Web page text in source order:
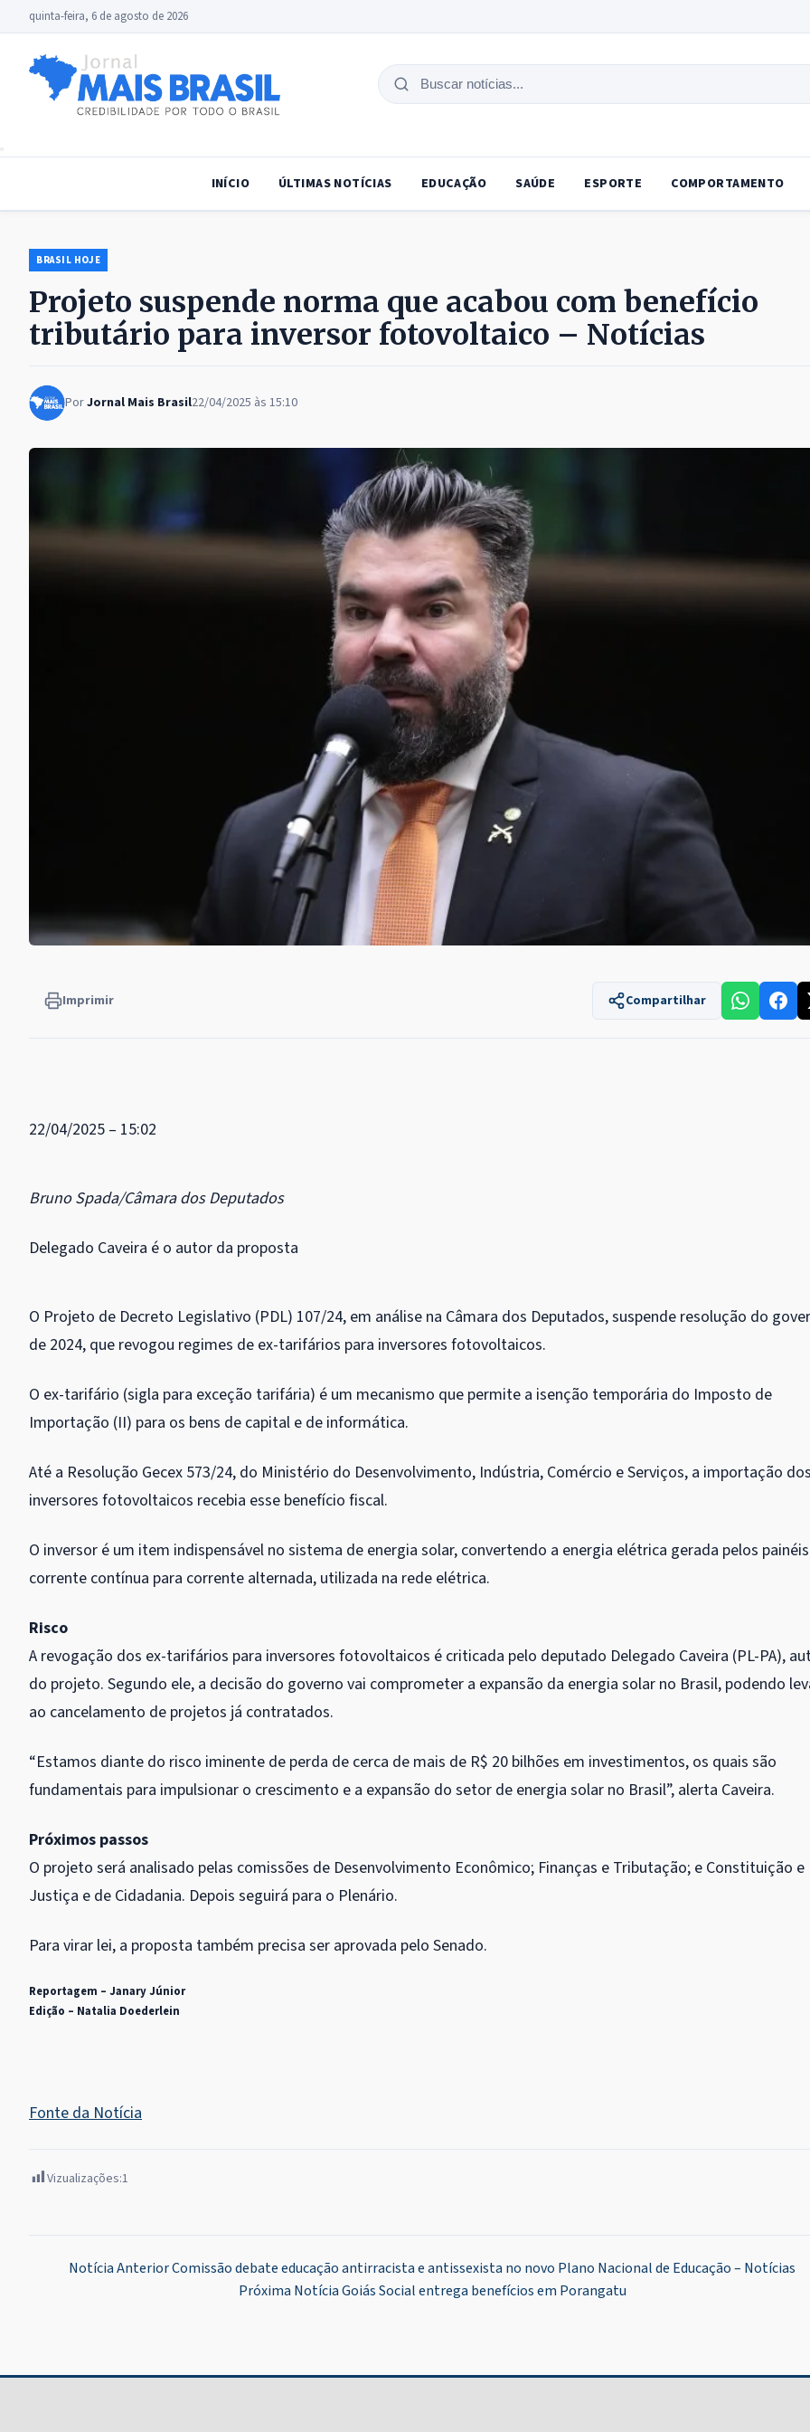
quinta-feira, 6 de agosto de 2026
Buscar
INÍCIO ÚLTIMAS NOTÍCIAS EDUCAÇÃO SAÚDE ESPORTE COMPORTAMENTO
BRASIL HOJE
Projeto suspende norma que acabou com benefício
tributário para inversor fotovoltaico – Notícias
PorJornal Mais Brasil22/04/2025 às 15:10
Imprimir Compartilhar
22/04/2025 – 15:02
Bruno Spada/Câmara dos Deputados
Delegado Caveira é o autor da proposta
O Projeto de Decreto Legislativo (PDL) 107/24, em análise na Câmara dos Deputados, suspende resolução do
de 2024, que revogou regimes de ex-tarifários para inversores fotovoltaicos.
O ex-tarifário (sigla para exceção tarifária) é um mecanismo que permite a isenção temporária do Imposto de
Importação (II) para os bens de capital e de informática.
Até a Resolução Gecex 573/24, do Ministério do Desenvolvimento, Indústria, Comércio e Serviços, a importação dos
inversores fotovoltaicos recebia esse benefício fiscal.
O inversor é um item indispensável no sistema de energia solar, convertendo a energia elétrica gerada pelos
corrente contínua para corrente alternada, utilizada na rede elétrica.
Risco
A revogação dos ex-tarifários para inversores fotovoltaicos é criticada pelo deputado Delegado Caveira (PL-PA),
do projeto. Segundo ele, a decisão do governo vai comprometer a expansão da energia solar no Brasil, podendo
ao cancelamento de projetos já contratados.
“Estamos diante do risco iminente de perda de cerca de mais de R$ 20 bilhões em investimentos, os quais são
fundamentais para impulsionar o crescimento e a expansão do setor de energia solar no Brasil”, alerta Caveira.
Próximos passos
O projeto será analisado pelas comissões de Desenvolvimento Econômico; Finanças e Tributação; e Constituição e
Justiça e de Cidadania. Depois seguirá para o Plenário.
Para virar lei, a proposta também precisa ser aprovada pelo Senado.
Reportagem – Janary Júnior
Edição – Natalia Doederlein
Fonte da Notícia
Vizualizações:1
Navegação
Notícia AnteriorComissão debate educação antirracista e antissexista no novo Plano Nacional de Educação – Notícias
Próxima NotíciaGoiás Social entrega benefícios em Porangatu